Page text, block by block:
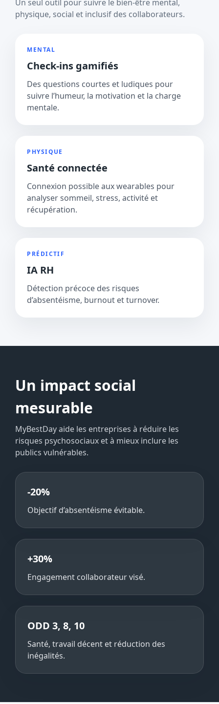
Un seul outil pour suivre le bien-être mental,
physique, social et inclusif des collaborateurs.
MENTAL
Check-ins gamifiés
Des questions courtes et ludiques pour
suivre l’humeur, la motivation et la charge
mentale.
PHYSIQUE
Santé connectée
Connexion possible aux wearables pour
analyser sommeil, stress, activité et
récupération.
PRÉDICTIF
IA RH
Détection précoce des risques
d’absentéisme, burnout et turnover.
Un impact social
mesurable
MyBestDay aide les entreprises à réduire les
risques psychosociaux et à mieux inclure les
publics vulnérables.
-20%
Objectif d’absentéisme évitable.
+30%
Engagement collaborateur visé.
ODD 3, 8, 10
Santé, travail décent et réduction des
inégalités.